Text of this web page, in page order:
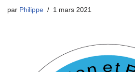
par Philippe 1 mars 2021